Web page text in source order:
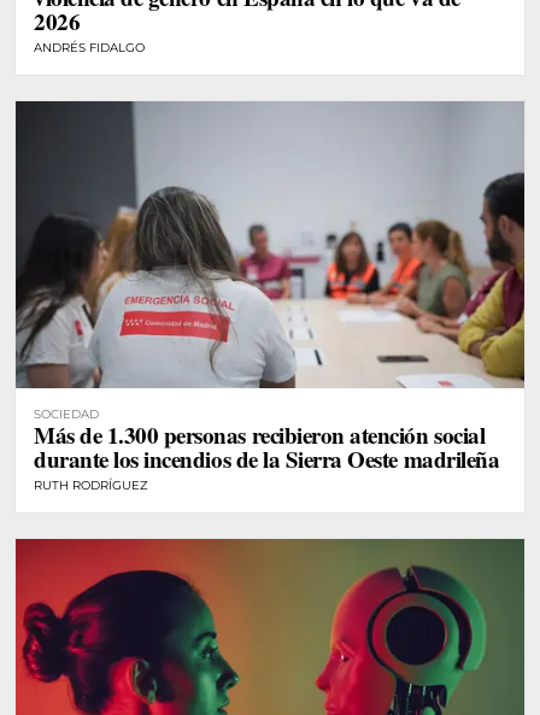
2026
ANDRÉS FIDALGO
SOCIEDAD
Más de 1.300 personas recibieron atención social
durante los incendios de la Sierra Oeste madrileña
RUTH RODRÍGUEZ